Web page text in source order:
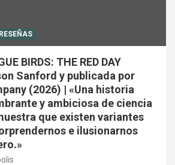
RESEÑAS
BIRDS: THE RED DAY
Sanford y publicada por
(2026) | «Una historia
y ambiciosa de ciencia
que existen variantes
e ilusionarnos